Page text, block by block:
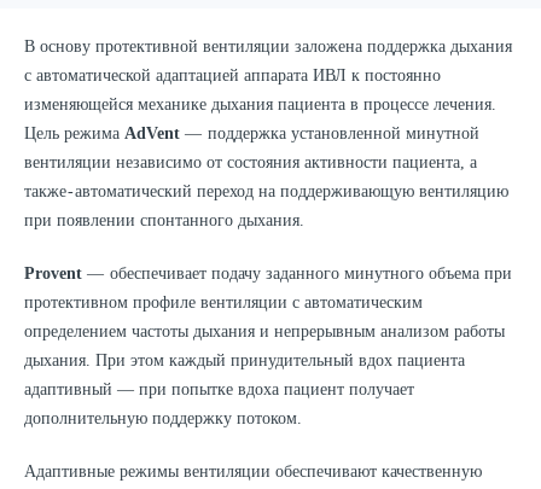
В основу протективной вентиляции заложена поддержка дыхания
с автоматической адаптацией аппарата ИВЛ к постоянно
изменяющейся механике дыхания пациента в процессе лечения.
Цель режима AdVent — поддержка установленной минутной
вентиляции независимо от состояния активности пациента, а
также - автоматический переход на поддерживающую вентиляцию
при появлении спонтанного дыхания.
Provent — обеспечивает подачу заданного минутного объема при
протективном профиле вентиляции с автоматическим
определением частоты дыхания и непрерывным анализом работы
дыхания. При этом каждый принудительный вдох пациента
адаптивный — при попытке вдоха пациент получает
дополнительную поддержку потоком.
Адаптивные режимы вентиляции обеспечивают качественную